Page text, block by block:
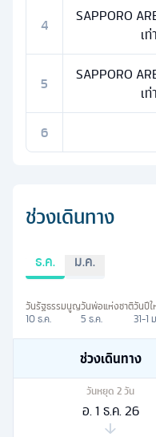
4
SAPPORO
เ
5
SAPPORO
เ
6
ช่วงเดินทาง
ธ.ค. ม.ค.
วันรัฐธรรมนูญ
10 ธ.ค.
วันพ่อแห่งชาติ
5 ธ.ค.
วันปี
31-1
ช่วงเดินทาง
วันหยุด 2วัน
อ. 1 ธ.ค. 26